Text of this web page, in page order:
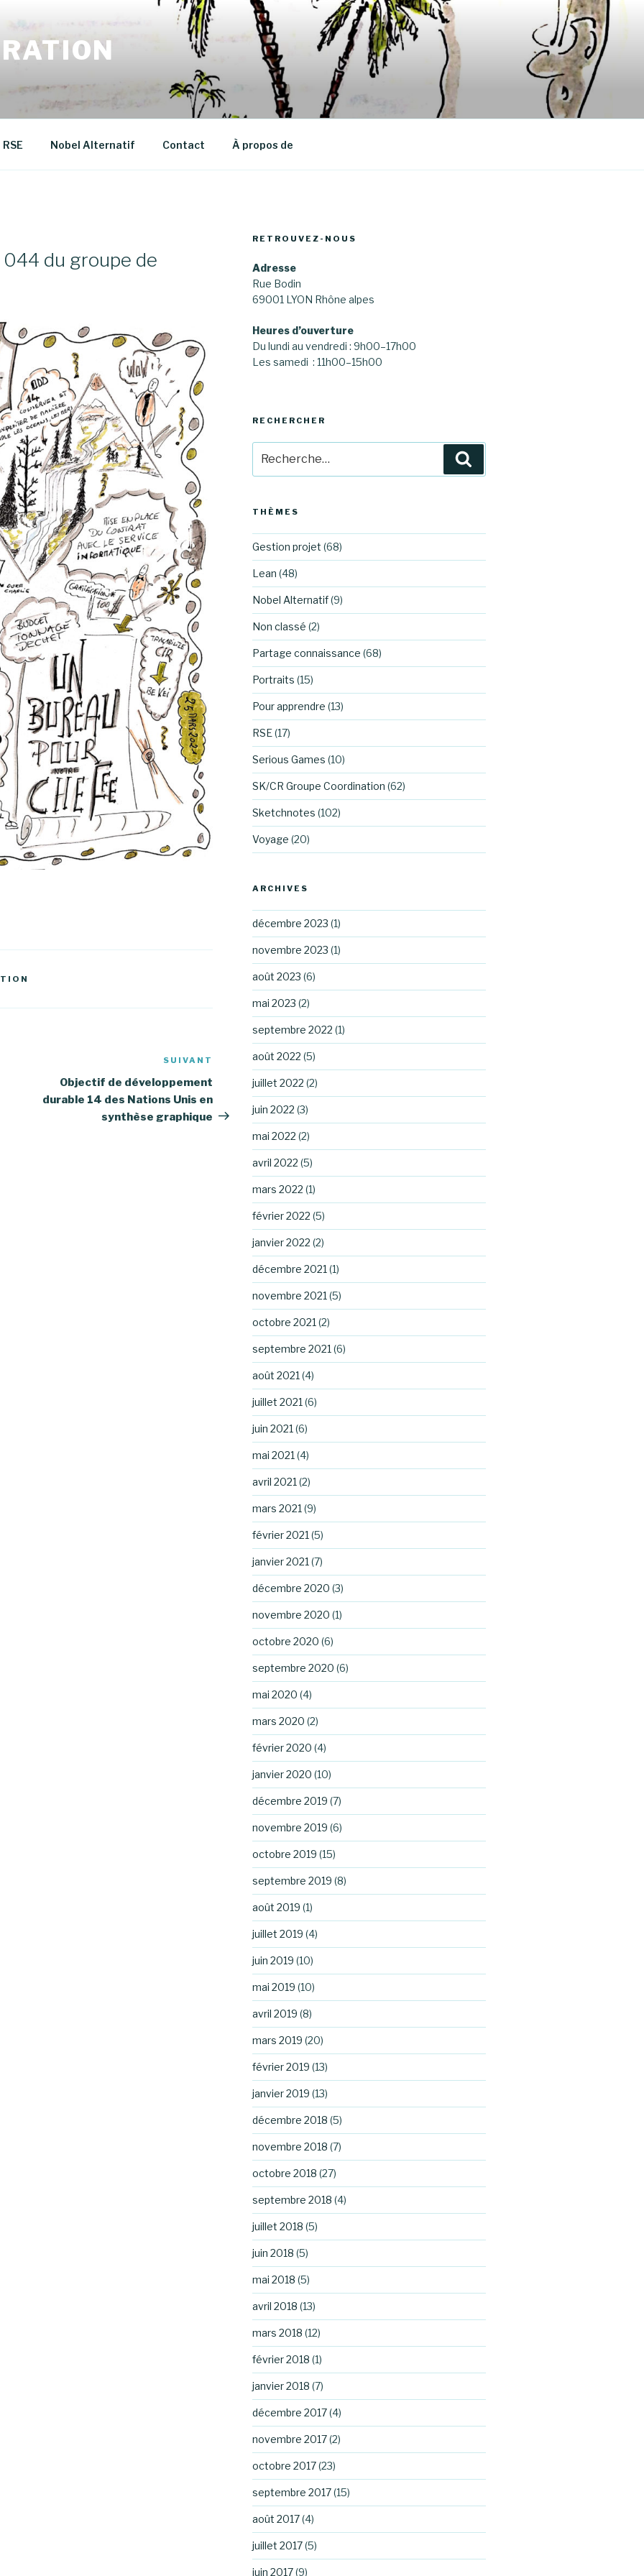
RSE Nobel Alternatif Contact À propos de
du groupe de
Article
suivant
SUIVANT
Objectif de développement
durable 14 des Nations Unis en
synthèse graphique
RETROUVEZ-NOUS
Adresse
Rue Bodin
69001 LYON Rhône alpes
Heures d’ouverture
Du lundi au vendredi : 9h00–17h00
Les samedi : 11h00–15h00
RECHERCHER
pour
THÈMES
Gestion projet (68)
Lean (48)
Nobel Alternatif(9)
Non classé (2)
Partage connaissance (68)
Portraits (15)
Pour apprendre (13)
RSE(17)
Serious Games (10)
SK/CR Groupe Coordination (62)
Sketchnotes (102)
Voyage (20)
ARCHIVES
décembre 2023 (1)
novembre 2023 (1)
août 2023 (6)
mai 2023 (2)
septembre 2022 (1)
août 2022 (5)
juillet 2022 (2)
juin 2022 (3)
mai 2022 (2)
avril 2022 (5)
mars 2022 (1)
février 2022 (5)
janvier 2022 (2)
décembre 2021 (1)
novembre 2021 (5)
octobre 2021 (2)
septembre 2021 (6)
août 2021 (4)
juillet 2021 (6)
juin 2021 (6)
mai 2021 (4)
avril 2021 (2)
mars 2021 (9)
février 2021 (5)
janvier 2021 (7)
décembre 2020 (3)
novembre 2020 (1)
octobre 2020 (6)
septembre 2020 (6)
mai 2020 (4)
mars 2020 (2)
février 2020 (4)
janvier 2020 (10)
décembre 2019 (7)
novembre 2019 (6)
octobre 2019 (15)
septembre 2019 (8)
août 2019 (1)
juillet 2019 (4)
juin 2019 (10)
mai 2019 (10)
avril 2019 (8)
mars 2019 (20)
février 2019 (13)
janvier 2019 (13)
décembre 2018 (5)
novembre 2018 (7)
octobre 2018 (27)
septembre 2018 (4)
juillet 2018 (5)
juin 2018 (5)
mai 2018 (5)
avril 2018 (13)
mars 2018 (12)
février 2018 (1)
janvier 2018 (7)
décembre 2017(4)
novembre 2017(2)
octobre 2017(23)
septembre 2017(15)
août 2017(4)
juillet 2017(5)
juin 2017(9)